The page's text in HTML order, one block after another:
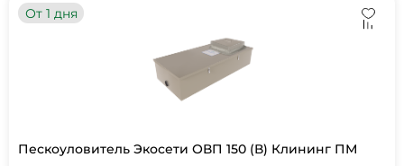
От 1 дня
Пескоуловитель Экосети ОВП 150 (В) Клининг ПМ